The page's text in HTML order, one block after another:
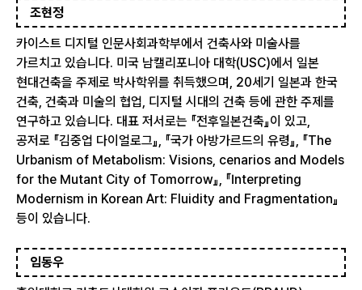
조현정
카이스트 디지털 인문사회과학부에서 건축사와 미술사를
가르치고 있습니다. 미국 남캘리포니아 대학(USC)에서 일본
현대건축을 주제로 박사학위를 취득했으며, 20세기 일본과 한국
건축, 건축과 미술의 협업, 디지털 시대의 건축 등에 관한 주제를
연구하고 있습니다. 대표 저서로는 『전후일본건축』이 있고,
공저로 『김중업 다이얼로그』, 『국가 아방가르드의 유령』, 『The
Urbanism of Metabolism: Visions, cenarios and Models
for the Mutant City of Tomorrow』, 『Interpreting
Modernism in Korean Art: Fluidity and Fragmentation』
등이 있습니다.
임동우